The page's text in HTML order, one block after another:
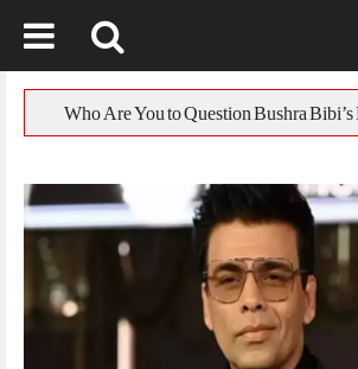
یورپی یونین